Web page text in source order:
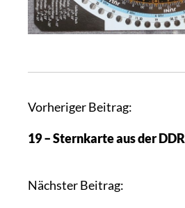
A
t
k
Vorheriger Beitrag:
19 – Sternkarte aus der DDR
Nächster Beitrag: